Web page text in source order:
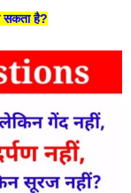
सकता है?